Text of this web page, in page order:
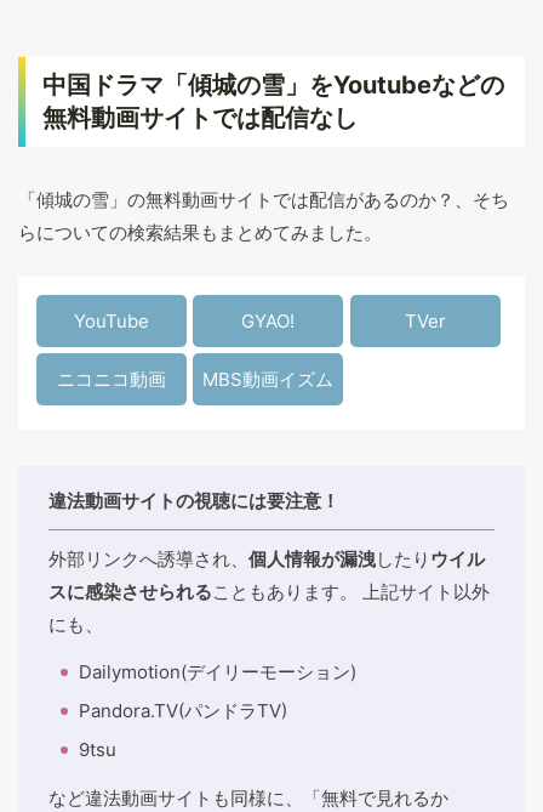
中国ドラマ「傾城の雪」をYoutubeなどの
無料動画サイトでは配信なし
「傾城の雪」の無料動画サイトでは配信があるのか？、そち
らについての検索結果もまとめてみました。
YouTube GYAO! TVer
ニコニコ動画 MBS動画イズム
違法動画サイトの視聴には要注意！
外部リンクへ誘導され、 個人情報が漏洩したり ウイル
スに感染させられることもあります。 上記サイト以外
にも、
Dailymotion(デイリーモーション)
Pandora.TV(パンドラTV)
9tsu
など違法動画サイトも同様に、「無料で見れるか